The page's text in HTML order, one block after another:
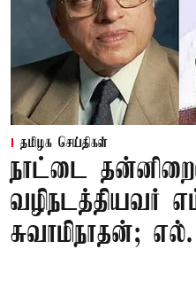
தமிழக செய்திகள்
நாட்டை
வழிநடத்தியவர்
சுவாமிநாதன்;